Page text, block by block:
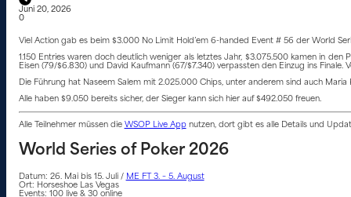
Juni 20, 2026
0
Viel Action gab es beim $3.000 No Limit Hold’em 6-handed Event # 56 der World
1.150 Entries waren doch deutlich weniger als letztes Jahr, $3.075.500 kamen in
Eisen (79/$6.830) und David Kaufmann (67/$7.340) verpassten den Einzug ins
Die Führung hat Naseem Salem mit 2.025.000 Chips, unter anderem sind auch
Alle haben $9.050 bereits sicher, der Sieger kann sich hier auf $492.050 freuen.
Alle Teilnehmer müssen die WSOP Live Appnutzen, dort gibt es alle Details und
World Series of Poker 2026
Datum: 26. Mai bis 15. Juli / ME FT 3. – 5. August
Ort: Horseshoe Las Vegas
Events: 100 live & 30 online